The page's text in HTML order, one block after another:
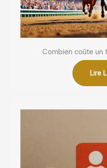
Combien coûte un
Lire